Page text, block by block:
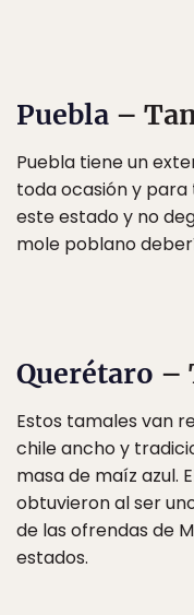
Puebla –
Puebla tiene un
toda ocasión y
este estado y no
mole poblano
Querétaro –
Estos tamales van
chile ancho y
masa de maíz azul.
obtuvieron al ser
de las ofrendas de
estados.